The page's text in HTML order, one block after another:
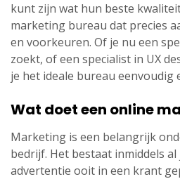
kunt zijn wat hun beste
marketing bureau dat precies
en voorkeuren. Of je nu een
zoekt, of een specialist in UX
je het ideale bureau eenvoudig
Wat doet een online
Marketing is een belangrijk
bedrijf. Het bestaat inmiddels
advertentie ooit in een krant